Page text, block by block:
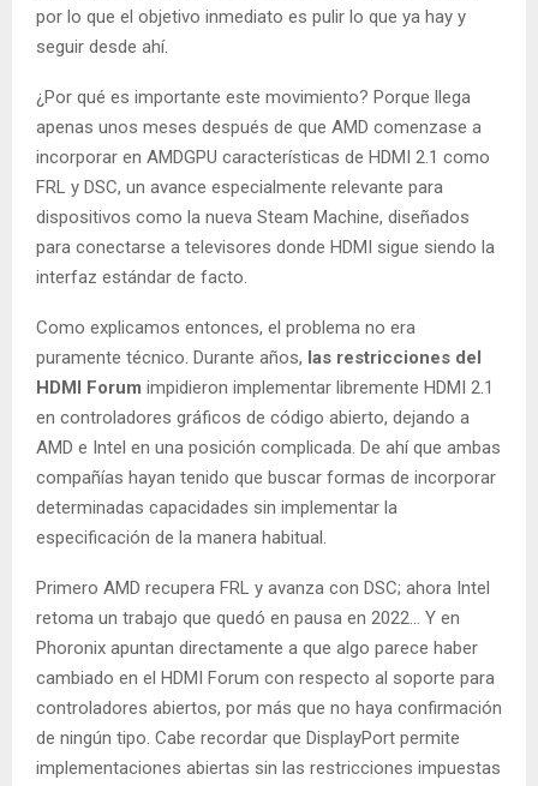
por lo que el objetivo inmediato es pulir lo que ya hay y
seguir desde ahí.
¿Por qué es importante este movimiento? Porque llega
apenas unos meses después de que AMD comenzase a
incorporar en AMDGPU características de HDMI 2.1 como
FRL y DSC, un avance especialmente relevante para
dispositivos como la nueva Steam Machine, diseñados
para conectarse a televisores donde HDMI sigue siendo la
interfaz estándar de facto.
Como explicamos entonces, el problema no era
puramente técnico. Durante años, las restricciones del
HDMI Forum impidieron implementar libremente HDMI 2.1
en controladores gráficos de código abierto, dejando a
AMD e Intel en una posición complicada. De ahí que ambas
compañías hayan tenido que buscar formas de incorporar
determinadas capacidades sin implementar la
especificación de la manera habitual.
Primero AMD recupera FRL y avanza con DSC; ahora Intel
retoma un trabajo que quedó en pausa en 2022… Y en
Phoronix apuntan directamente a que algo parece haber
cambiado en el HDMI Forum con respecto al soporte para
controladores abiertos, por más que no haya confirmación
de ningún tipo. Cabe recordar que DisplayPort permite
implementaciones abiertas sin las restricciones impuestas